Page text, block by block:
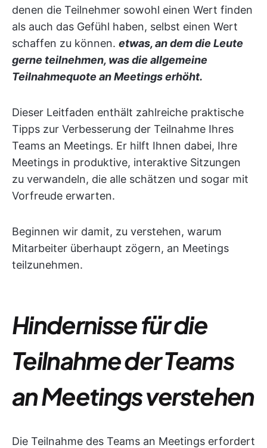
denen die Teilnehmer sowohl einen Wert finden
als auch das Gefühl haben, selbst einen Wert
schaffen zu können. etwas, an dem die Leute
gerne teilnehmen, was die allgemeine
Teilnahmequote an Meetings erhöht.
Dieser Leitfaden enthält zahlreiche praktische
Tipps zur Verbesserung der Teilnahme Ihres
Teams an Meetings. Er hilft Ihnen dabei, Ihre
Meetings in produktive, interaktive Sitzungen
zu verwandeln, die alle schätzen und sogar mit
Vorfreude erwarten.
Beginnen wir damit, zu verstehen, warum
Mitarbeiter überhaupt zögern, an Meetings
teilzunehmen.
Hindernisse für die
Teilnahme der Teams
an Meetings verstehen
Die Teilnahme des Teams an Meetings erfordert